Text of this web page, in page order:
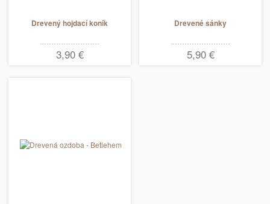
Drevený hojdací koník
3,90 €
Drevené sánky
5,90 €